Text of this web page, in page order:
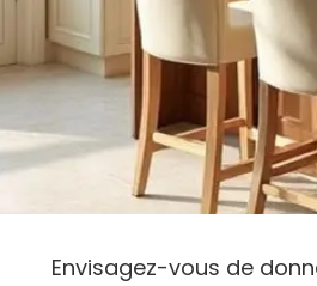
Envisagez-vous de